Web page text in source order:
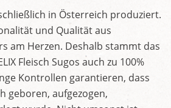
in Österreich produziert.
und Qualität aus
am Herzen. Deshalb stammt das
Fleisch Sugos auch zu 100%
Kontrollen garantieren, dass
geboren, aufgezogen,